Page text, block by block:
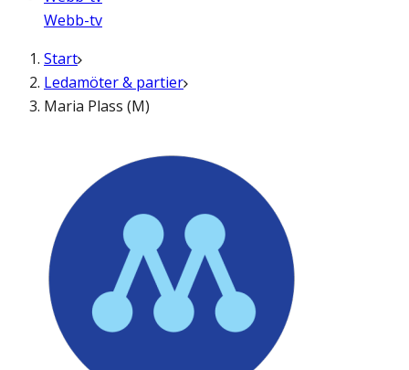
Webb-tv
Start
Ledamöter & partier
Maria Plass (M)